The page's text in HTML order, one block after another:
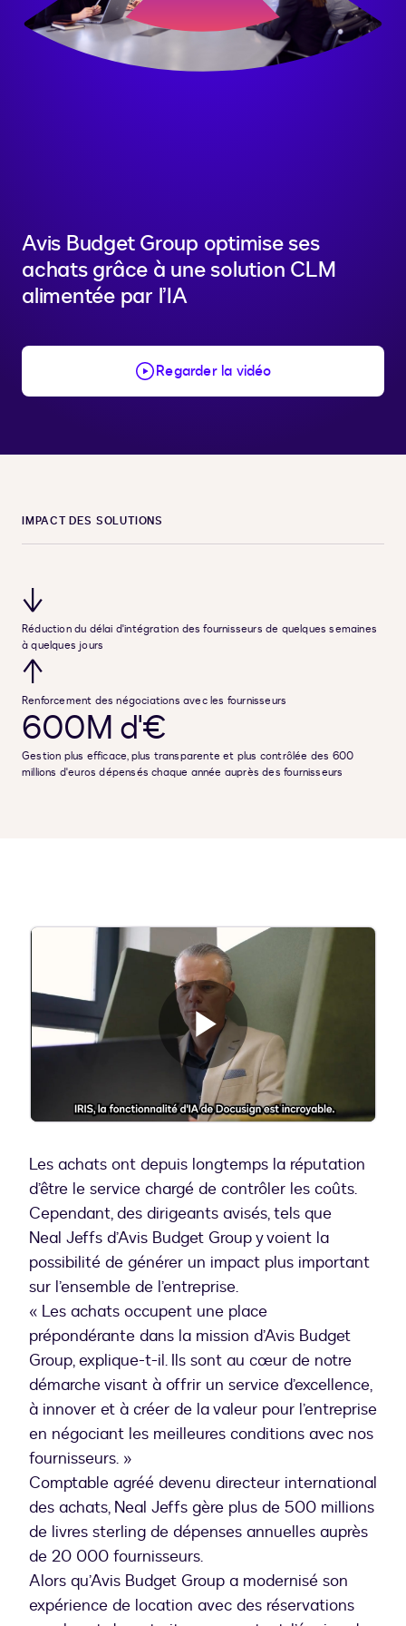
Avis Budget Group optimise ses
achats grâce à une solution CLM
alimentée par l’IA
Regarder la vidéo
IMPACT DES SOLUTIONS
↓
Réduction du délai d'intégration des fournisseurs de quelques semaines
à quelques jours
↑
Renforcement des négociations avec les fournisseurs
600M d'€
Gestion plus efficace, plus transparente et plus contrôlée des 600
millions d'euros dépensés chaque année auprès des fournisseurs
Lire
la
vidéo
Les achats ont depuis longtemps la réputation
d’être le service chargé de contrôler les coûts.
Cependant, des dirigeants avisés, tels que
Neal Jeffs d’Avis Budget Group y voient la
possibilité de générer un impact plus important
sur l’ensemble de l’entreprise.
« Les achats occupent une place
prépondérante dans la mission d’Avis Budget
Group, explique-t-il. Ils sont au cœur de notre
démarche visant à offrir un service d’excellence,
à innover et à créer de la valeur pour l’entreprise
en négociant les meilleures conditions avec nos
fournisseurs. »
Comptable agréé devenu directeur international
des achats, Neal Jeffs gère plus de 500 millions
de livres sterling de dépenses annuelles auprès
de 20 000 fournisseurs.
Alors qu’Avis Budget Group a modernisé son
expérience de location avec des réservations